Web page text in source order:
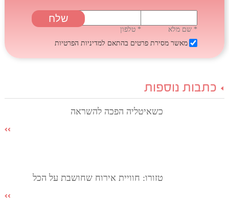
* שם מלא
* טלפון
מאשר מסירת פרטים בהתאם למדיניות הפרטיות
כתבות נוספות
כשאיטליה הפכה להשראה
טזורו: חוויית אירוח שחושבת על הכל